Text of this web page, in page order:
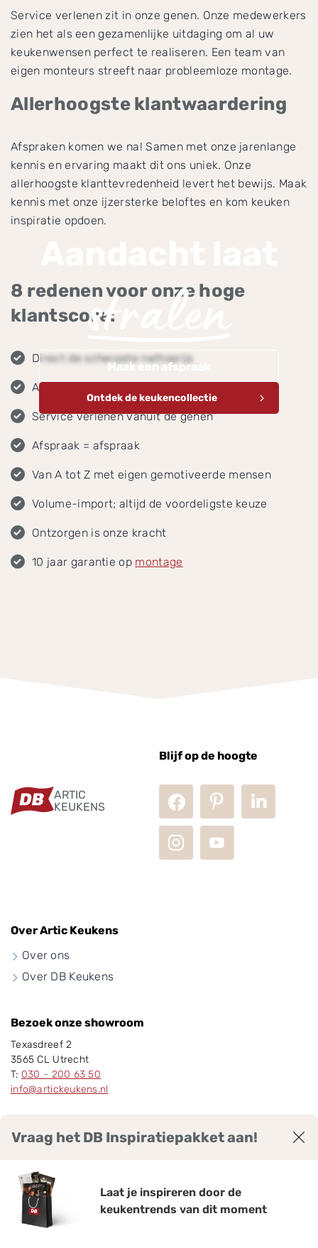
Vraag het DB Inspiratiepakket aan!
Laat je inspireren door de
keukentrends van dit moment
stralen
Maak een afspraak
Ontdek de keukencollectie
Service verlenen zit in onze genen. Onze medewerkers
zien het als een gezamenlijke uitdaging om al uw
keukenwensen perfect te realiseren. Een team van
eigen monteurs streeft naar probleemloze montage.
Allerhoogste klantwaardering
Afspraken komen we na! Samen met onze jarenlange
kennis en ervaring maakt dit ons uniek. Onze
allerhoogste klanttevredenheid levert het bewijs. Maak
kennis met onze ijzersterke beloftes en kom keuken
inspiratie opdoen.
8 redenen voor onze hoge
klantscore:
Direct de scherpste nettoprijs
Alles transparant en gespecificeerd
Service verlenen vanuit de genen
Afspraak = afspraak
Van A tot Z met eigen gemotiveerde mensen
Volume-import; altijd de voordeligste keuze
Ontzorgen is onze kracht
10 jaar garantie op montage
ARTIC
KEUKENS
Blijf op de hoogte
Over Artic Keukens
Over ons
Over DB Keukens
Bezoek onze showroom
Texasdreef 2
3565 CL Utrecht
T: 030 - 200 63 50
info@artickeukens.nl
Klantwaardering
9